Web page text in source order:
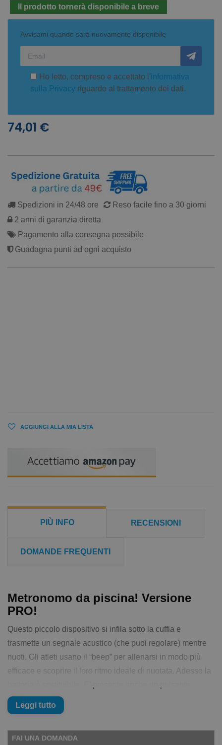
Il prodotto tornerà disponibile a breve
Avvisami quando sarà nuovamente disponibile
Ho letto, compreso e accettato l'informativa
sulla Privacy riguardo al trattamento dei dati.
74,01 €
Spedizioni in 24/48 ore
Reso facile fino a 30 giorni
2 anni di garanzia diretta
Pagamento alla consegna possibile
Guadagna punti ad ogni acquisto
AGGIUNGI ALLA MIA LISTA
PIÙ INFO RECENSIONI
DOMANDE FREQUENTI
Metronomo da piscina! Versione
PRO!
Questo piccolo dispositivo si infila sotto la cuffia e
trasmette un segnale acustico (che puoi regolare) mentre
nuoti. Gli atleti usano il “beep” per allenarsi in modo più
efficace e scoprire il loro ritmo ideale di nuotata. Adesso la
“Sincronizzazione” e una nuova modalità d’uso oltre alle
due che erano già presenti nel
di aggancio in caso di utilizzo per attività a secco (corsa o
Leggi tutto
FAI UNA DOMANDA